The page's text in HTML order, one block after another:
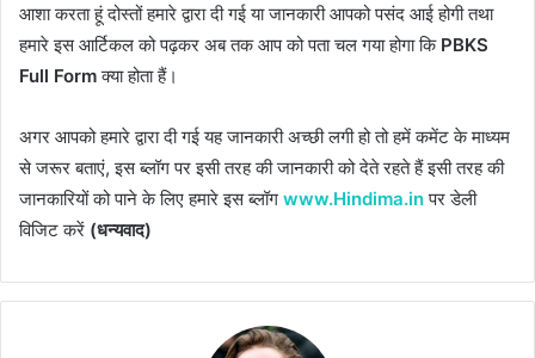
आशा करता हूं दोस्तों हमारे द्वारा दी गई या जानकारी आपको पसंद आई होगी तथा
हमारे इस आर्टिकल को पढ़कर अब तक आप को पता चल गया होगा कि PBKS
Full Formक्या होता हैं।
अगर आपको हमारे द्वारा दी गई यह जानकारी अच्छी लगी हो तो हमें कमेंट के माध्यम
से जरूर बताएं, इस ब्लॉग पर इसी तरह की जानकारी को देते रहते हैं इसी तरह की
जानकारियों को पाने के लिए हमारे इस ब्लॉग www.Hindima.in पर डेली
विजिट करें (धन्यवाद)